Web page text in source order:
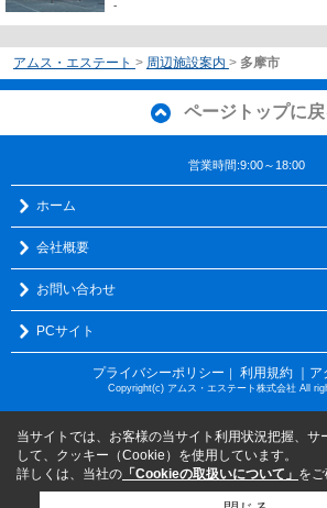
-
アムス・エステート > 周辺施設案内 > 多摩市
ページトップに戻
営業時間:9:00～18:00
ホーム
会社概要
お問い合わせ
PCサイト
プライバシーポリシー ｜ 利用規約 ｜
Copyright(c) アムス・エステート株式会社 All
当サイトでは、お客様の当サイト利用状況把握、サ
して、クッキー（Cookie）を使用しています。
詳しくは、当社の 「Cookieの取扱いについて」 をご